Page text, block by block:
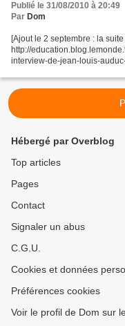
Publié le 31/08/2010 à 20:49
Par Dom
[Ajout le 2 septembre : la suite
http://
interview-de-jean-louis-
Hébergé par Overblog
Top articles
Pages
Contact
Signaler un abus
C.G.U.
Cookies et données
Préférences cookies
Voir le profil de Dom sur